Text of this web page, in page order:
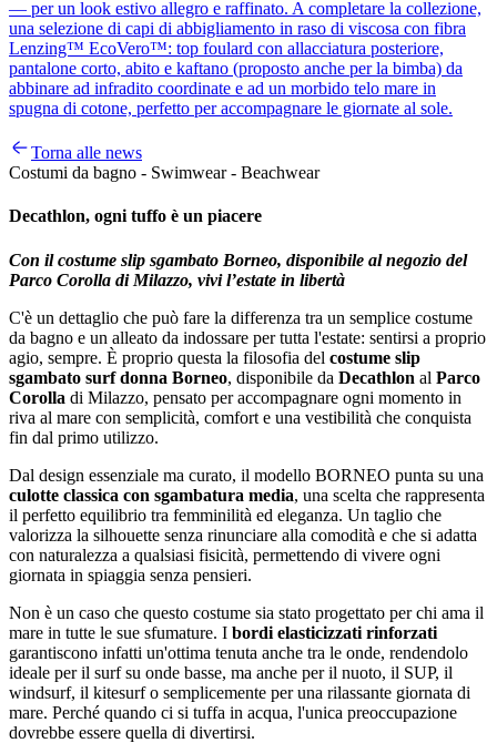
— per un look estivo allegro e raffinato. A completare la collezione,
una selezione di capi di abbigliamento in raso di viscosa con fibra
Lenzing™ EcoVero™: top foulard con allacciatura posteriore,
pantalone corto, abito e kaftano (proposto anche per la bimba) da
abbinare ad infradito coordinate e ad un morbido telo mare in
spugna di cotone, perfetto per accompagnare le giornate al sole.
Torna alle news
Costumi da bagno - Swimwear - Beachwear
Decathlon, ogni tuffo è un piacere
Con il costume slip sgambato Borneo, disponibile al negozio del
Parco Corolla di Milazzo, vivi l’estate in libertà
C'è un dettaglio che può fare la differenza tra un semplice costume
da bagno e un alleato da indossare per tutta l'estate: sentirsi a proprio
agio, sempre. È proprio questa la filosofia del costume slip
sgambato surf donna Borneo, disponibile da Decathlon al Parco
Corolla di Milazzo, pensato per accompagnare ogni momento in
riva al mare con semplicità, comfort e una vestibilità che conquista
fin dal primo utilizzo.
Dal design essenziale ma curato, il modello BORNEO punta su una
culotte classica con sgambatura media, una scelta che rappresenta
il perfetto equilibrio tra femminilità ed eleganza. Un taglio che
valorizza la silhouette senza rinunciare alla comodità e che si adatta
con naturalezza a qualsiasi fisicità, permettendo di vivere ogni
giornata in spiaggia senza pensieri.
Non è un caso che questo costume sia stato progettato per chi ama il
mare in tutte le sue sfumature. I bordi elasticizzati rinforzati
garantiscono infatti un'ottima tenuta anche tra le onde, rendendolo
ideale per il surf su onde basse, ma anche per il nuoto, il SUP, il
windsurf, il kitesurf o semplicemente per una rilassante giornata di
mare. Perché quando ci si tuffa in acqua, l'unica preoccupazione
dovrebbe essere quella di divertirsi.